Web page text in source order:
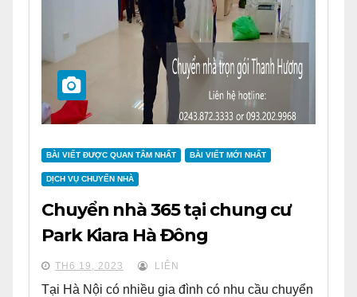
BÀI VIẾT ĐƯỢC QUAN TÂM NHẤT BÀI VIẾT MỚI NHẤT
DỊCH VỤ CHUYỂN NHÀ
Chuyển nhà 365 tại chung cư
Park Kiara Hà Đông
TH6 19, 2023 LIÊN
Tại Hà Nội có nhiều gia đình có nhu cầu chuyển